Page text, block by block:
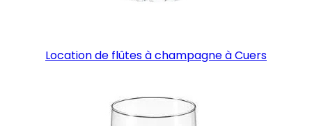
Location de flûtes à champagne à Cuers